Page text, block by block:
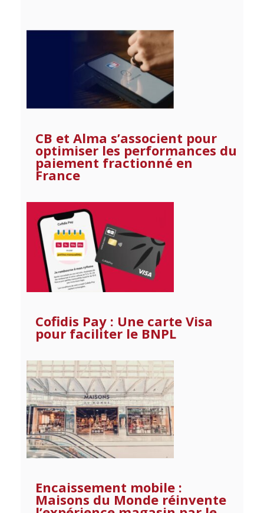
CB et Alma s’associent pour
optimiser les performances du
paiement fractionné en
France
Cofidis Pay : Une carte Visa
pour faciliter le BNPL
Encaissement mobile :
Maisons du Monde réinvente